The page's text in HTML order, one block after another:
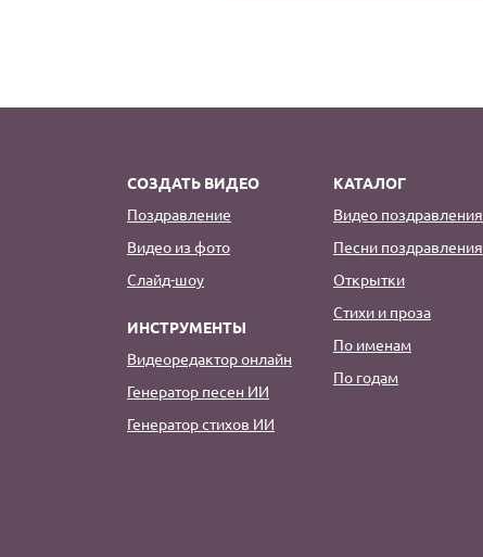
СОЗДАТЬ ВИДЕО
Поздравление
Видео из фото
Слайд-шоу
ИНСТРУМЕНТЫ
Видеоредактор онлайн
Генератор песен ИИ
Генератор стихов ИИ
КАТАЛОГ
Видео поздравления
Песни поздравления
Открытки
Стихи и проза
По именам
По годам